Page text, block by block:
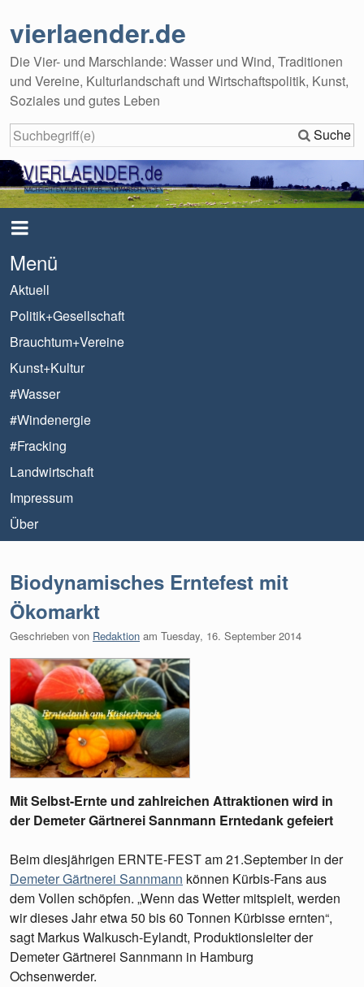
vierlaender.de
Die Vier- und Marschlande: Wasser und Wind, Traditionen
und Vereine, Kulturlandschaft und Wirtschaftspolitik, Kunst,
Soziales und gutes Leben
Suche
Menü
Aktuell
Politik+Gesellschaft
Brauchtum+Vereine
Kunst+Kultur
#Wasser
#Windenergie
#Fracking
Landwirtschaft
Impressum
Über
Biodynamisches Erntefest mit
Ökomarkt
Geschrieben von Redaktion am Tuesday, 16. September 2014
Mit Selbst-Ernte und zahlreichen Attraktionen wird in
der Demeter Gärtnerei Sannmann Erntedank gefeiert
Beim diesjährigen ERNTE-FEST am 21.September in der
Demeter Gärtnerei Sannmann können Kürbis-Fans aus
dem Vollen schöpfen. „Wenn das Wetter mitspielt, werden
wir dieses Jahr etwa 50 bis 60 Tonnen Kürbisse ernten“,
sagt Markus Walkusch-Eylandt, Produktionsleiter der
Demeter Gärtnerei Sannmann in Hamburg
Ochsenwerder.